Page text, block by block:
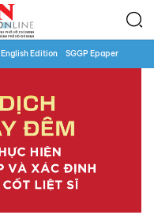
English Edition SGGP Epaper